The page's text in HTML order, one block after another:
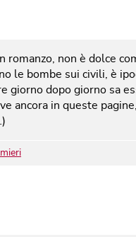
romanzo, non è dolce
le bombe sui civili, è
giorno dopo giorno sa
ancora in queste